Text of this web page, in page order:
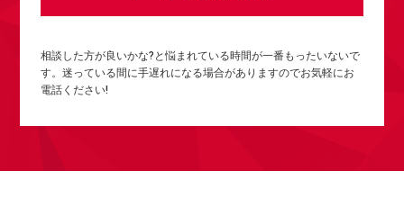
相談した方が良いかな?と悩まれている時間が一番もったいないで
す。迷っている間に手遅れになる場合がありますのでお気軽にお
電話ください!